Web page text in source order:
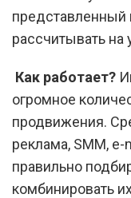
представленный
рассчитывать на
Как работает?
огромное
продвижения.
реклама, SMM,
правильно
комбинировать